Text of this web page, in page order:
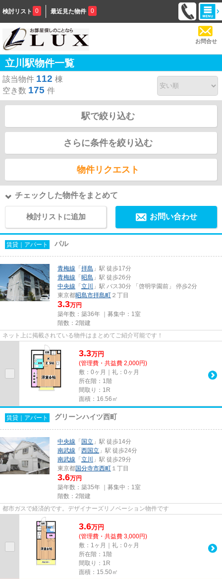
検討リスト 0 最近見た物件 0
お問合せ
立川駅物件一覧
該当物件 112 棟
空き数 175 件
駅で絞り込む
さらに条件を絞り込む
物件リクエスト
チェックした物件をまとめて
検討リストに追加 お問い合わせ
賃貸｜アパート パル
青梅線 「拝島 」駅 徒歩17分
青梅線 「昭島 」駅 徒歩26分
中央線 「立川
」駅 バス30分 「啓明学園前」 停歩2分
東京都昭島市拝島町 ２丁目
3.3万円
築年数：築36年 ｜募集中： 1室
階数：2階建
ネット上に掲載されている物件はまとめてご紹介可能です！
3.3万円
(管理費・共益費 2,000円)
敷：0ヶ月｜礼：0ヶ月
所在階：1階
間取り：1R
面積：16.56㎡
賃貸｜アパート グリーンハイツ西町
中央線 「国立 」駅 徒歩14分
南武線 「西国立 」駅 徒歩24分
南武線 「立川
」駅 徒歩29分
東京都国分寺市西町 １丁目
3.6万円
築年数：築35年 ｜募集中： 1室
階数：2階建
都市ガスで経済的です。デザイナーズリノベーション物件です
3.6万円
(管理費・共益費 3,000円)
敷：1ヶ月｜礼：0ヶ月
所在階：1階
間取り：1R
面積：15.50㎡